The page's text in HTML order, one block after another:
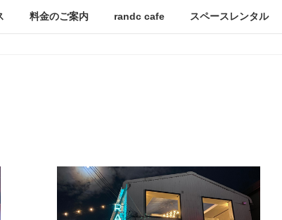
料金のご案内 randc cafe スペースレンタル